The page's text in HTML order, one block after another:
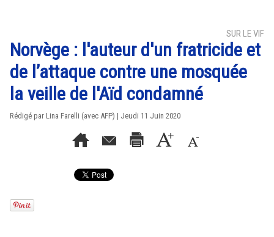
SUR LE VIF
Norvège : l'auteur d'un fratricide et
de l’attaque contre une mosquée
la veille de l'Aïd condamné
Rédigé par Lina Farelli (avec AFP) | Jeudi 11 Juin 2020